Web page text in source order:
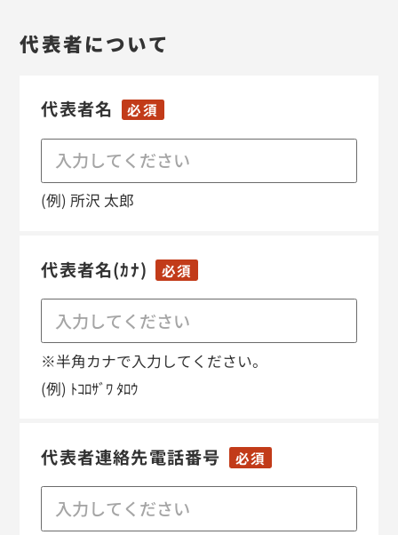
代表者について
代表者名 必須
(例) 所沢 太郎
代表者名(ｶﾅ) 必須
※半角カナで入力してください。
(例) ﾄｺﾛｻﾞﾜ ﾀﾛｳ
代表者連絡先電話番号 必須